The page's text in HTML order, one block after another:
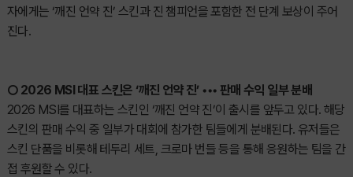
자에게는 ‘깨진 언약 진’ 스킨과 진 챔피언을 포함한 전 단계 보상이 주어
진다.
○ 2026 MSI 대표 스킨은 ‘깨진 언약 진’ ••• 판매 수익 일부 분배
2026 MSI를 대표하는 스킨인 ‘깨진 언약 진’이 출시를 앞두고 있다. 해당
스킨의 판매 수익 중 일부가 대회에 참가한 팀들에게 분배된다. 유저들은
스킨 단품을 비롯해 테두리 세트, 크로마 번들 등을 통해 응원하는 팀을 간
접 후원할 수 있다.